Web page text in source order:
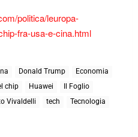
politica/leuropa-
fra-usa-e-cina.html
Donald Trump
Economia
chip Huawei
Il Foglio
Vivaldelli tech
Tecnologia